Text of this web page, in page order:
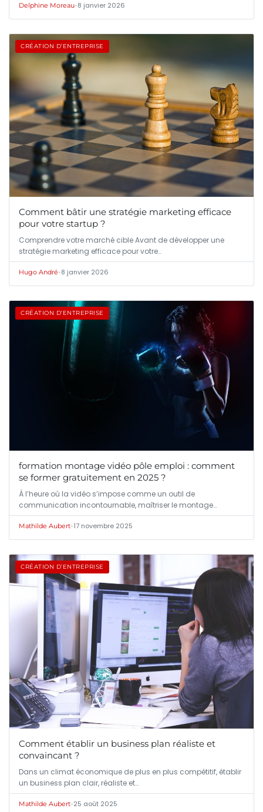
Delphine Moreau•8 janvier 2026
CRÉATION D’ENTREPRISE
Comment bâtir une stratégie marketing efficace
pour votre startup ?
Comprendre votre marché cible Avant de développer une
stratégie marketing efficace pour votre…
Hugo André•8 janvier 2026
CRÉATION D’ENTREPRISE
formation montage vidéo pôle emploi : comment
se former gratuitement en 2025 ?
À l’heure où la vidéo s’impose comme un outil de
communication incontournable, maîtriser le montage…
Mathilde Aubert•17 novembre 2025
CRÉATION D’ENTREPRISE
Comment établir un business plan réaliste et
convaincant ?
Dans un climat économique de plus en plus compétitif, établir
un business plan clair, réaliste et…
Mathilde Aubert•25 août 2025